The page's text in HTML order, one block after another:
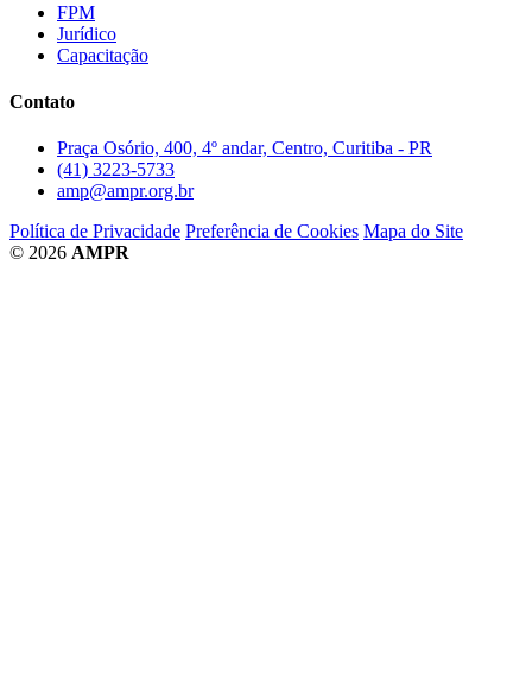
FPM
Jurídico
Capacitação
Contato
Praça Osório, 400, 4º andar, Centro, Curitiba - PR
(41) 3223-5733
amp@ampr.org.br
Política de Privacidade Preferência de Cookies Mapa do Site
© 2026 AMPR